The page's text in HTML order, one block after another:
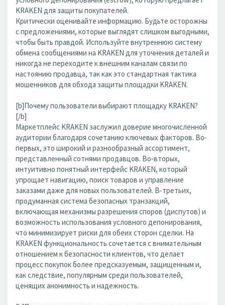
KRAKEN для защиты покупателей.
Критически оценивайте информацию. Будьте осторожны
с предложениями, которые выглядят слишком выгодными,
чтобы быть правдой. Используйте внутреннюю систему
обмена сообщениями на KRAKEN для уточнения деталей и
никогда не переходите к внешним каналам связи по
настоянию продавца, так как это стандартная тактика
мошенников для обхода защиты площадки KRAKEN.
[b]Почему пользователи выбирают площадку KRAKEN?
[/b]
Маркетплейс KRAKEN заслужил доверие многочисленной
аудитории благодаря сочетанию ключевых факторов. Во-
первых, это широкий и разнообразный ассортимент,
представленный сотнями продавцов. Во-вторых,
интуитивно понятный интерфейс KRAKEN, который
упрощает навигацию, поиск товаров и управление
заказами даже для новых пользователей. В-третьих,
продуманная система безопасных транзакций,
включающая механизмы разрешения споров (диспутов) и
возможность использования условного депонирования,
что минимизирует риски для обеих сторон сделки. На
KRAKEN функциональность сочетается с внимательным
отношением к безопасности клиентов, что делает
процесс покупок более предсказуемым, защищенным и,
как следствие, популярным среди пользователей,
ценящих анонимность и надежность.